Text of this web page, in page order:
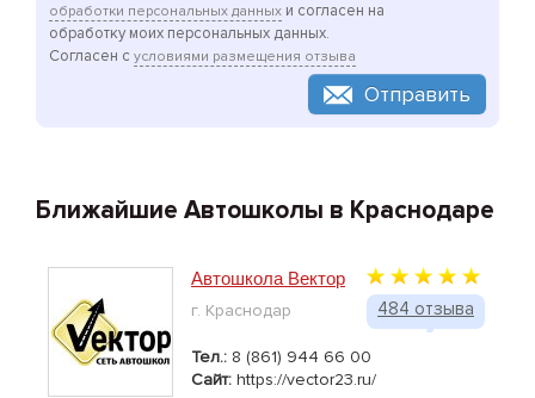
обработки персональных данных и согласен на
обработку моих персональных данных.
Согласен с условиями размещения отзыва
Отправить
Ближайшие Автошколы в Краснодаре
484 отзыва
Автошкола Вектор
г. Краснодар
Тел.: 8 (861) 944 66 00
Сайт: https://vector23.ru/